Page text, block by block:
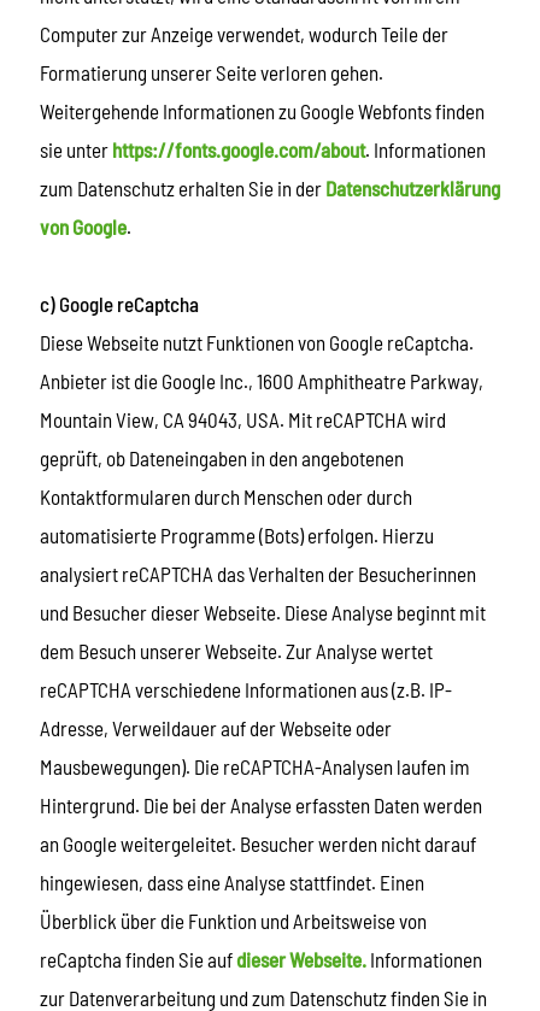
Computer zur Anzeige verwendet, wodurch Teile der
Formatierung unserer Seite verloren gehen.
Weitergehende Informationen zu Google Webfonts finden
sie unter https://fonts.google.com/about. Informationen
zum Datenschutz erhalten Sie in der Datenschutzerklärung
von Google.
c) Google reCaptcha
Diese Webseite nutzt Funktionen von Google reCaptcha.
Anbieter ist die Google Inc., 1600 Amphitheatre Parkway,
Mountain View, CA 94043, USA. Mit reCAPTCHA wird
geprüft, ob Dateneingaben in den angebotenen
Kontaktformularen durch Menschen oder durch
automatisierte Programme (Bots) erfolgen. Hierzu
analysiert reCAPTCHA das Verhalten der Besucherinnen
und Besucher dieser Webseite. Diese Analyse beginnt mit
dem Besuch unserer Webseite. Zur Analyse wertet
reCAPTCHA verschiedene Informationen aus (z.B. IP-
Adresse, Verweildauer auf der Webseite oder
Mausbewegungen). Die reCAPTCHA-Analysen laufen im
Hintergrund. Die bei der Analyse erfassten Daten werden
an Google weitergeleitet. Besucher werden nicht darauf
hingewiesen, dass eine Analyse stattfindet. Einen
Überblick über die Funktion und Arbeitsweise von
reCaptcha finden Sie aufdieser Webseite. Informationen
zur Datenverarbeitung und zum Datenschutz finden Sie in